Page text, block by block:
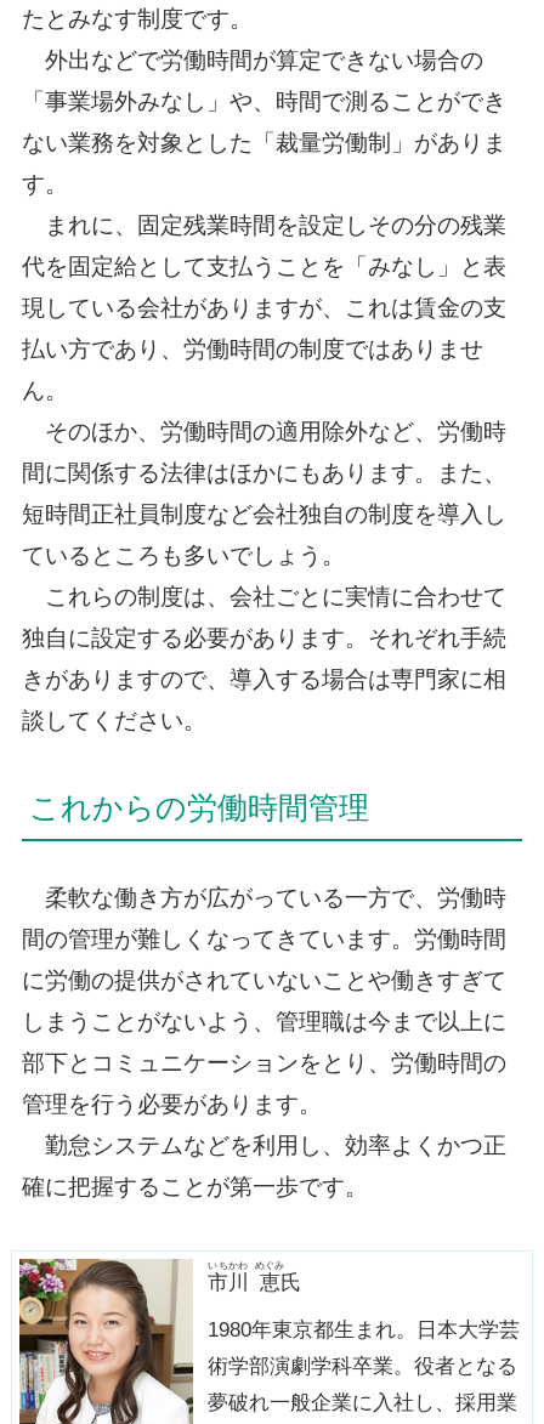
たとみなす制度です。
外出などで労働時間が算定できない場合の
「事業場外みなし」や、時間で測ることができ
ない業務を対象とした「裁量労働制」がありま
す。
まれに、固定残業時間を設定しその分の残業
代を固定給として支払うことを「みなし」と表
現している会社がありますが、これは賃金の支
払い方であり、労働時間の制度ではありませ
ん。
そのほか、労働時間の適用除外など、労働時
間に関係する法律はほかにもあります。また、
短時間正社員制度など会社独自の制度を導入し
ているところも多いでしょう。
これらの制度は、会社ごとに実情に合わせて
独自に設定する必要があります。それぞれ手続
きがありますので、導入する場合は専門家に相
談してください。
これからの労働時間管理
柔軟な働き方が広がっている一方で、労働時
間の管理が難しくなってきています。労働時間
に労働の提供がされていないことや働きすぎて
しまうことがないよう、管理職は今まで以上に
部下とコミュニケーションをとり、労働時間の
管理を行う必要があります。
勤怠システムなどを利用し、効率よくかつ正
確に把握することが第一歩です。
市川
いちかわ
恵
めぐみ
氏
1980年東京都生まれ。日本大学芸
術学部演劇学科卒業。役者となる
夢破れ一般企業に入社し、採用業